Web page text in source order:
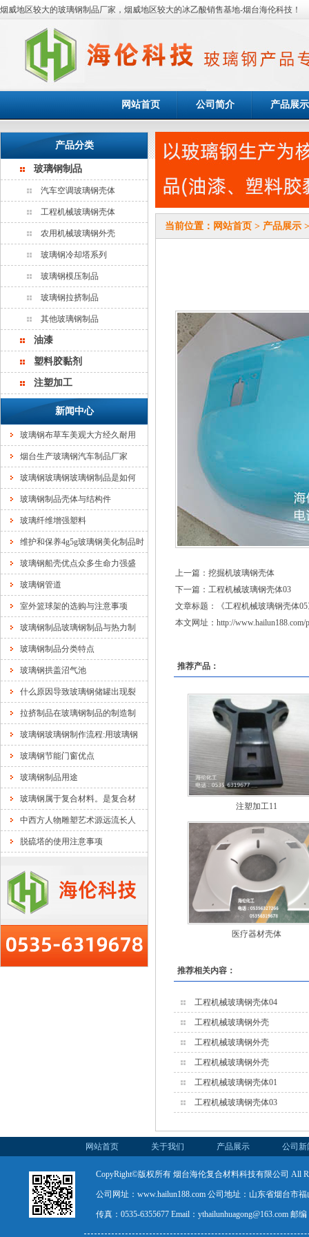
烟威地区较大的玻璃钢制品厂家，烟威地区较大的冰乙酸销售基地-烟台海伦科技！
网站首页 公司简介 产品展示
产品分类
玻璃钢制品
汽车空调玻璃钢壳体
工程机械玻璃钢壳体
农用机械玻璃钢外壳
玻璃钢冷却塔系列
玻璃钢模压制品
玻璃钢拉挤制品
其他玻璃钢制品
油漆
塑料胶黏剂
注塑加工
新闻中心
玻璃钢布草车美观大方经久耐用
烟台生产玻璃钢汽车制品厂家
玻璃钢玻璃钢玻璃钢制品是如何
玻璃钢制品壳体与结构件
玻璃纤维增强塑料
维护和保养4g5g玻璃钢美化制品时
玻璃钢船壳优点众多生命力强盛
玻璃钢管道
室外篮球架的选购与注意事项
玻璃钢制品玻璃钢制品与热力制
玻璃钢制品分类特点
玻璃钢拱盖沼气池
什么原因导致玻璃钢储罐出现裂
拉挤制品在玻璃钢制品的制造制
玻璃钢玻璃钢制作流程:用玻璃钢
玻璃钢节能门窗优点
玻璃钢制品用途
玻璃钢属于复合材料。是复合材
中西方人物雕塑艺术源远流长人
脱硫塔的使用注意事项
当前位置： 网站首页 > 产品展示
上一篇： 挖掘机玻璃钢壳体
下一篇： 工程机械玻璃钢壳体03
文章标题：《工程机械玻璃钢壳体05
本文网址： http://www.hailun188.com/
推荐产品：
注塑加工11
医疗器材壳体
推荐相关内容：
工程机械玻璃钢壳体04
工程机械玻璃钢外壳
工程机械玻璃钢外壳
工程机械玻璃钢外壳
工程机械玻璃钢壳体01
工程机械玻璃钢壳体03
网站首页 关于我们 产品展示 公司新
CopyRight©版权所有 烟台海伦复合材料科技有限公司 All
公司网址：www.hailun188.com 公司地址：山东省烟台市
传真：0535-6355677 Email：ythailunhuagong@163.com 邮